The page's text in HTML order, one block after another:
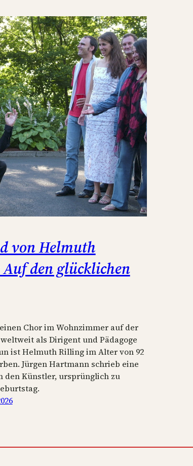
von Helmuth
den glücklichen
Chor im Wohnzimmer auf der
als Dirigent und Pädagoge
ist Helmuth Rilling im Alter von 92
Jürgen Hartmann schrieb eine
den Künstler, ursprünglich zu